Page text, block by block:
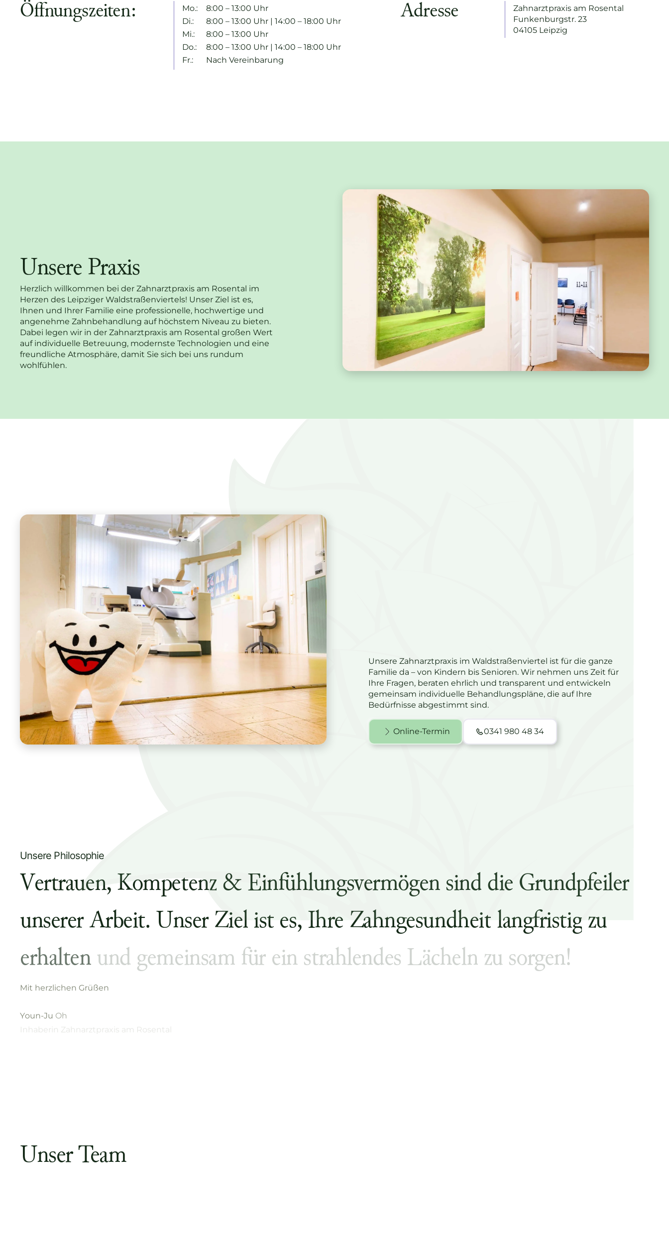
Öffnungszeiten: Mo.:
8:00 – 13:00 Uhr
Di.:
8:00 – 13:00 Uhr | 14:00 – 18:00 Uhr
Mi.:
8:00 – 13:00 Uhr
Do.:
8:00 – 13:00 Uhr | 14:00 – 18:00 Uhr
Fr.:
Nach Vereinbarung
Adresse
Zahnarztpraxis am Rosental
Funkenburgstr. 23
04105 Leipzig
Unsere Praxis
Herzlich willkommen bei der Zahnarztpraxis am Rosental im
Herzen des Leipziger Waldstraßenviertels! Unser Ziel ist es,
Ihnen und Ihrer Familie eine professionelle, hochwertige und
angenehme Zahnbehandlung auf höchstem Niveau zu bieten.
Dabei legen wir in der Zahnarztpraxis am Rosental großen Wert
auf individuelle Betreuung, modernste Technologien und eine
freundliche Atmosphäre, damit Sie sich bei uns rundum
wohlfühlen.
Unsere Zahnarztpraxis im Waldstraßenviertel ist für die ganze
Familie da – von Kindern bis Senioren. Wir nehmen uns Zeit für
Ihre Fragen, beraten ehrlich und transparent und entwickeln
gemeinsam individuelle Behandlungspläne, die auf Ihre
Bedürfnisse abgestimmt sind.
Online-Termin 0341 980 48 34
Unsere Philosophie
Vertrauen, Kompetenz & Einfühlungsvermögen sind die Grundpfeiler
unserer Arbeit. Unser Ziel ist es, Ihre Zahngesundheit langfristig zu
erhalten und gemeinsam für ein strahlendes Lächeln zu sorgen!
Mit herzlichen Grüßen
Youn-Ju Oh
I n haber n Zah narzt prax s am Rosen t a
Unser Team